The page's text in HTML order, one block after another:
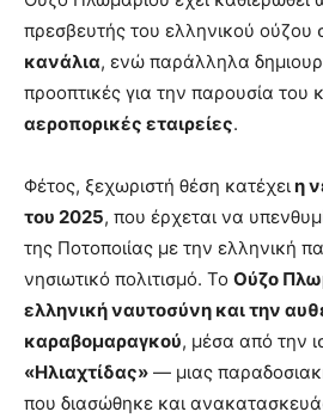
πρεσβευτής του ελληνικού ούζου
κανάλια, ενώ παράλληλα
προοπτικές για την παρουσία του
αεροπορικές εταιρείες.
Φέτος, ξεχωριστή θέση κατέχειη
του 2025, που έρχεται να
της Ποτοποιίας με την ελληνική
νησιωτικό πολιτισμό. Το Ούζο
ελληνική ναυτοσύνη και την
καραβομαραγκού, μέσα από την
«Ηλιαχτίδας» — μιας
που διασώθηκε και